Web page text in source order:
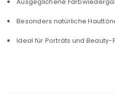
Besonders natürliche
Ideal für Porträts und Beauty-